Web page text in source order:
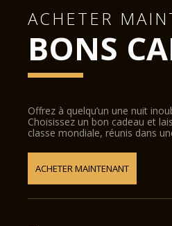
ACHETER
BONS
Offrez à quelqu’un une nuit
Choisissez un bon cadeau et
classe mondiale, réunis dans
ACHETER MAINTENANT